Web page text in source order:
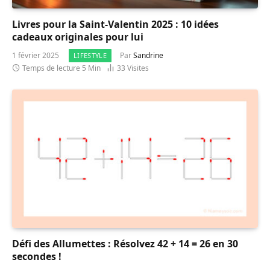
Livres pour la Saint-Valentin 2025 : 10 idées
cadeaux originales pour lui
1 février 2025 LIFESTYLE ParSandrine
Temps de lecture 5 Min
33 Visites
Défi des Allumettes : Résolvez 42 + 14 = 26 en 30
secondes !